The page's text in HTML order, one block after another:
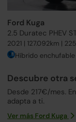
Ford Kuga
2.5 Duratec PHEV
2021 | 127.092km |
Híbrido enchufable
Descubre otra
Desde 217€/mes.
adapta a ti.
Ver más Ford Kuga